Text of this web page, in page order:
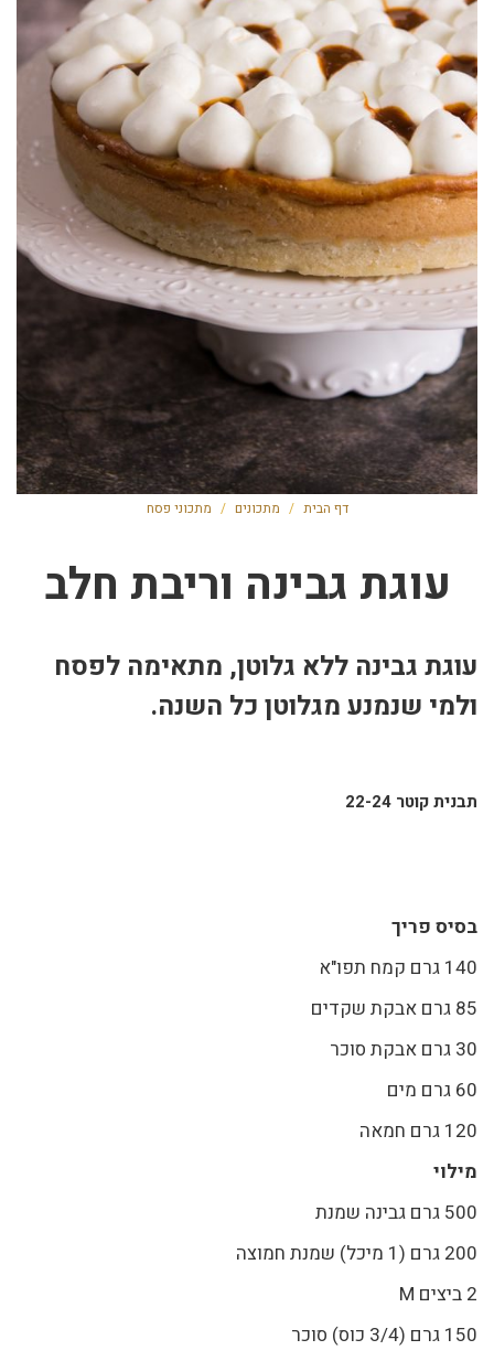
דף הבית / מתכונים / מתכוני פסח
עוגת גבינה וריבת חלב
עוגת גבינה ללא גלוטן, מתאימה לפסח
ולמי שנמנע מגלוטן כל השנה.
תבנית קוטר 22-24
בסיס פריך
140 גרם קמח תפו"א
85 גרם אבקת שקדים
30 גרם אבקת סוכר
60 גרם מים
120 גרם חמאה
מילוי
500 גרם גבינה שמנת
200 גרם (1 מיכל) שמנת חמוצה
2 ביצים M
150 גרם (3/4 כוס) סוכר